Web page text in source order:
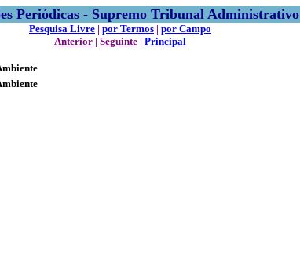
Periódicas - Supremo Tribunal Administrativo
Pesquisa Livre | por Termos | por Campo
Anterior | Seguinte | Principal